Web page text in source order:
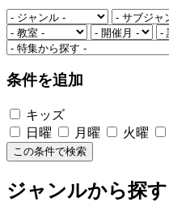
条件を追加
キッズ
日曜
月曜 火曜
この条件で検索
ジャンルから探す